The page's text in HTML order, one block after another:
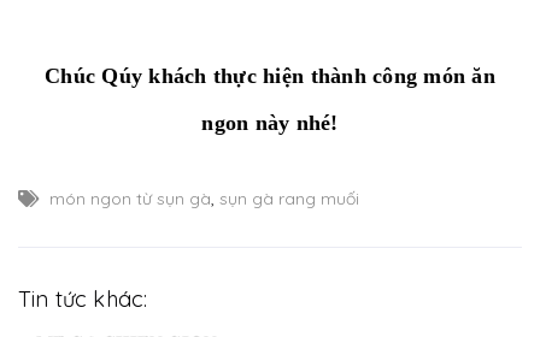
Chúc Qúy khách thực hiện thành công món ăn
ngon này nhé!
món ngon từ sụn gà, sụn gà rang muối
Tin tức khác: